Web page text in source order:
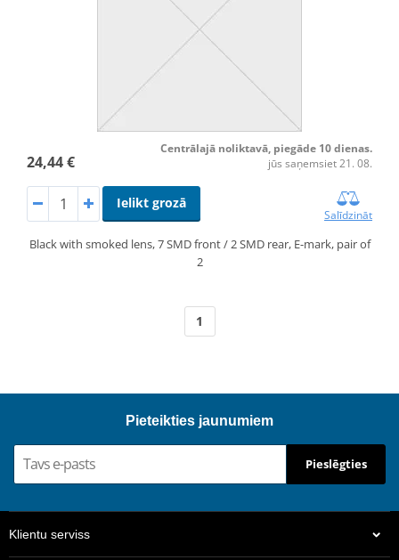
24,44 €
Centrālajā noliktavā, piegāde 10 dienas.
jūs saņemsiet 21. 08.
Ielikt grozā
Salīdzināt
Black with smoked lens, 7 SMD front / 2 SMD rear, E-mark, pair of
2
1
Pieteikties jaunumiem
Pieslēgties
Klientu serviss